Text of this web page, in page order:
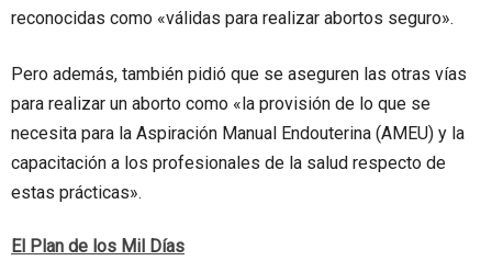
reconocidas como «válidas para realizar abortos seguro».
Pero además, también pidió que se aseguren las otras vías
para realizar un aborto como «la provisión de lo que se
necesita para la Aspiración Manual Endouterina (AMEU) y la
capacitación a los profesionales de la salud respecto de
estas prácticas».
El Plan de los Mil Días